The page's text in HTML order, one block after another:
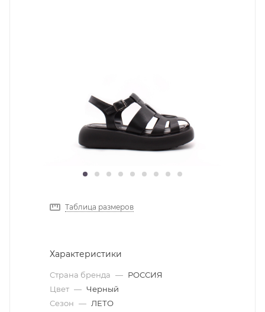
Таблица размеров
Характеристики
Страна бренда — РОССИЯ
Цвет — Черный
Сезон — ЛЕТО